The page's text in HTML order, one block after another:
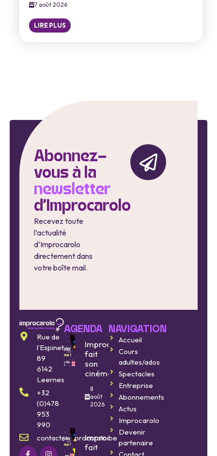
7 août 2026
LIRE PLUS
Abonnez-
vous à la
newsletter
d'Improcarolo
Recevez toute
l’actualité
d’Improcarolo
directement dans
votre boîte mail.
Rue de
l’Espinette
89
6142
Leernes
+32
(0)478
953
990
contact@improcarolo.be
AGENDA
Improcarolo
fait
son
cinéma
8
août
2026
Improcarolo
fait
NAVIGATION
Accueil
Cours
adultes/ados
Spectacles
Entreprise
Abonnements
Actus
Improcarolo
Devenir
partenaire